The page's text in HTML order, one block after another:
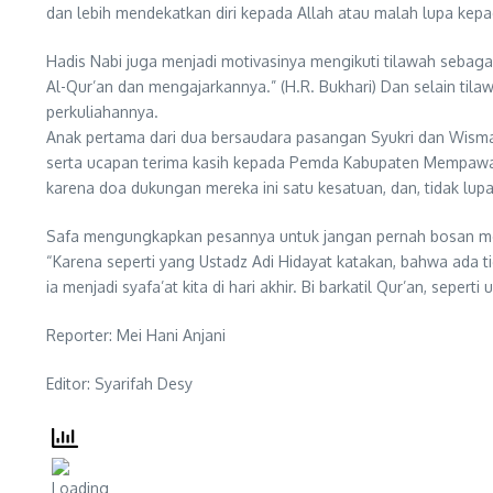
dan lebih mendekatkan diri kepada Allah atau malah lupa
Hadis Nabi juga menjadi motivasinya mengikuti tilawah
Al-Qur’an dan mengajarkannya.” (H.R. Bukhari) Dan selain
perkuliahannya.
Anak pertama dari dua bersaudara pasangan Syukri dan
serta ucapan terima kasih kepada Pemda Kabupaten
karena doa dukungan mereka ini satu kesatuan, dan, tidak
Safa mengungkapkan pesannya untuk jangan pernah bosan
“Karena seperti yang Ustadz Adi Hidayat katakan, bahwa ada
ia menjadi syafa’at kita di hari akhir. Bi barkatil Qur’an,
Reporter: Mei Hani Anjani
Editor: Syarifah Desy